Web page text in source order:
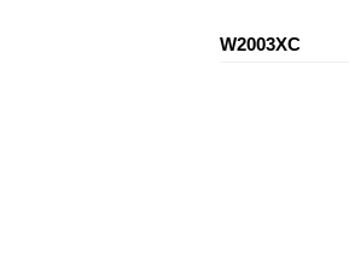
W2003XC